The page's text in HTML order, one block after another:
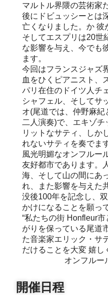
マルトル界隈の芸術家
後にドビュッシーとは
亡くなりました。か 彼
そしてエスプリは20世
な影響を与え、今でも
ます。
今回はフランスジャズ
血をひくピアニスト、
パリ在住のドイツ人チ
シャフェル、そしてサ
オ(尾道では、仲野麻
二人演奏)で、エキゾ
リットなサティ、しか
れないサティを奏でま
風光明媚なオンフルー
友好都市であります。
海、そして山の間にあ
れ、また影響を与えた
没後100年を記念し、
かけになることを願っ
“私たちの街 Honfleur
がりを保っている尾道
た音楽家エリック・サ
だけることを大変 嬉し
オンフルー
開催日程